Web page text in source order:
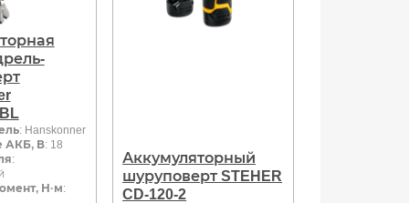
: Hanskonner
АКБ, В: 18
:
Н·м:
Аккумуляторный
шуруповерт STEHER
CD-120-2